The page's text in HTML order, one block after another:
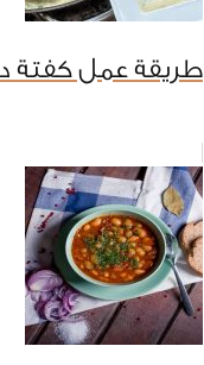
طريقة عمل كفتة